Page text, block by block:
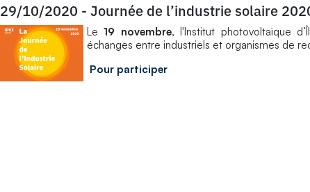
29/10/2020 - Journée de l’industrie solaire
Le19 novembre, l'Institut photovoltaïque
échanges entre industriels et organismes de
Pour participer